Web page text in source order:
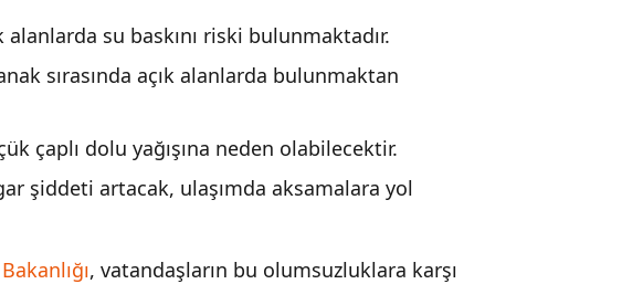
su baskını riski bulunmaktadır.
sırasında açık alanlarda bulunmaktan
çaplı dolu yağışına neden olabilecektir.
şiddeti artacak, ulaşımda aksamalara yol
, vatandaşların bu olumsuzluklara karşı